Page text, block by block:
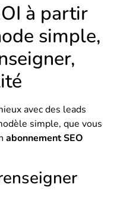
à partir
simple,
avec des leads
simple, que vous
abonnement SEO